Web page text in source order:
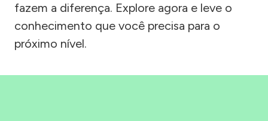
fazem a diferença. Explore agora e leve o
conhecimento que você precisa para o
próximo nível.